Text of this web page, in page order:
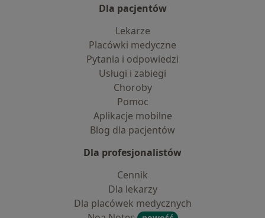
Dla pacjentów
Lekarze
Placówki medyczne
Pytania i odpowiedzi
Usługi i zabiegi
Choroby
Pomoc
Aplikacje mobilne
Blog dla pacjentów
Dla profesjonalistów
Cennik
Dla lekarzy
Dla placówek medycznych